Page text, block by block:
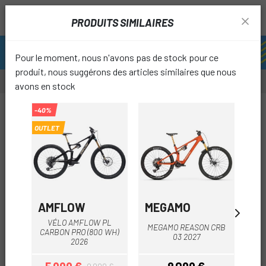
OUTLET
PRODUITS SIMILAIRES
Pour le moment, nous n'avons pas de stock pour ce
produit, nous suggérons des articles similaires que nous
avons en stock
-40%
OUTLET
AMFLOW
VÉLO AMFLOW PL
CARBON PRO (800 WH)
2026
MEGAMO
MEGAMO REASON CRB
03 2027